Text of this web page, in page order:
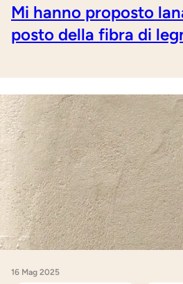
Mi hanno proposto
posto della fibra di
16 Mag 2025